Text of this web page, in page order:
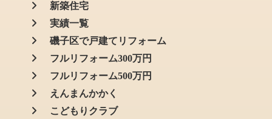
新築住宅
実績一覧
磯子区で戸建てリフォーム
フルリフォーム300万円
フルリフォーム500万円
えんまんかかく
こどもりクラブ